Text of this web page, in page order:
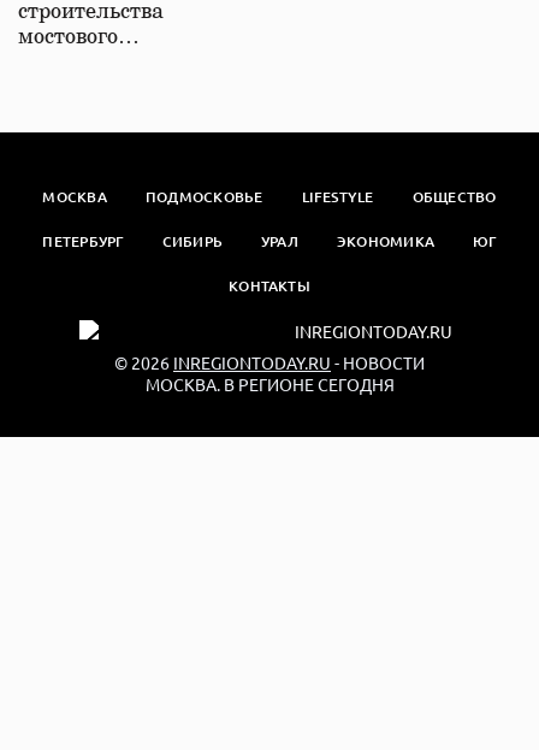
строительства
мостового…
МОСКВА ПОДМОСКОВЬЕ LIFESTYLE ОБЩЕСТВО
ПЕТЕРБУРГ СИБИРЬ УРАЛ ЭКОНОМИКА ЮГ
КОНТАКТЫ
© 2026 INREGIONTODAY.RU - НОВОСТИ
МОСКВА. В РЕГИОНЕ СЕГОДНЯ